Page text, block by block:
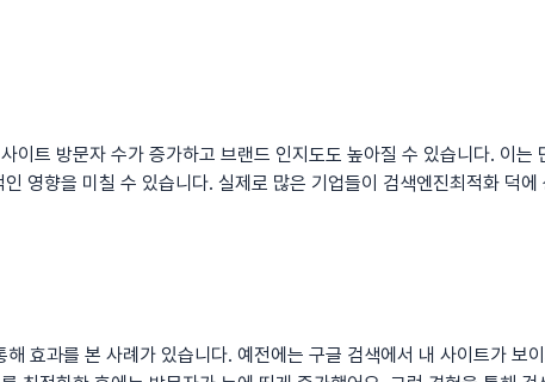
이트 방문자 수가 증가하고 브랜드 인지도도 높아질 수 있습니다. 이는
영향을 미칠 수 있습니다. 실제로 많은 기업들이 검색엔진최적화 덕
효과를 본 사례가 있습니다. 예전에는 구글 검색에서 내 사이트가 보